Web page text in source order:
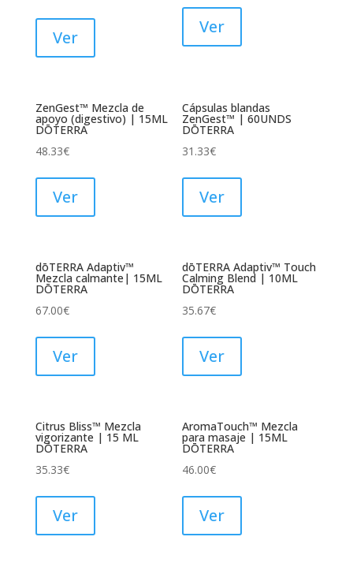
Ver
Ver
ZenGest™ Mezcla de
apoyo (digestivo) | 15ML
DŌTERRA
48.33€
Ver
Cápsulas blandas
ZenGest™ | 60UNDS
DŌTERRA
31.33€
Ver
dōTERRA Adaptiv™
Mezcla calmante| 15ML
DŌTERRA
67.00€
Ver
dōTERRA Adaptiv™ Touch
Calming Blend | 10ML
DŌTERRA
35.67€
Ver
Citrus Bliss™ Mezcla
vigorizante | 15 ML
DŌTERRA
35.33€
Ver
AromaTouch™ Mezcla
para masaje | 15ML
DŌTERRA
46.00€
Ver